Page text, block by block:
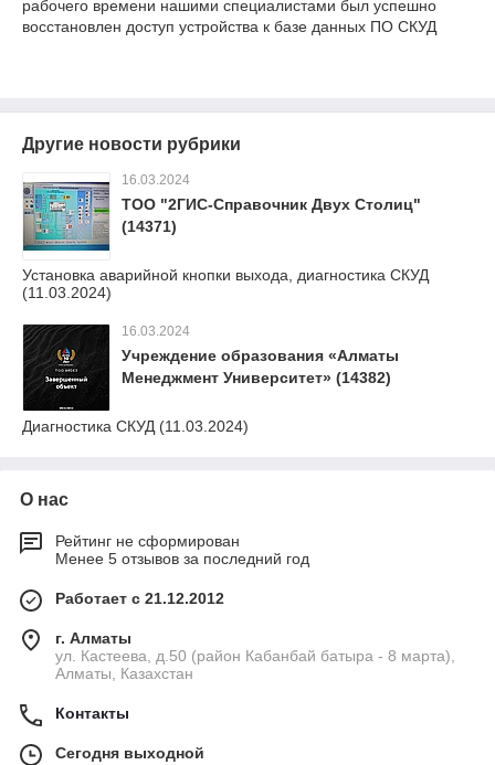
рабочего времени нашими специалистами был успешно
восстановлен доступ устройства к базе данных ПО СКУД
Другие новости рубрики
16.03.2024
ТОО "2ГИС-Справочник Двух Столиц"
(14371)
Установка аварийной кнопки выхода, диагностика СКУД
(11.03.2024)
16.03.2024
Учреждение образования «Алматы
Менеджмент Университет» (14382)
Диагностика СКУД (11.03.2024)
О нас
Рейтинг не сформирован
Менее 5 отзывов за последний год
Работает с 21.12.2012
г. Алматы
ул. Кастеева, д.50 (район Кабанбай батыра - 8 марта),
Алматы, Казахстан
Контакты
Сегодня выходной